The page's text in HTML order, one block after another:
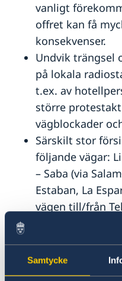
Samtycke
vanligt
offret kan få
konsekvenser.
Undvik trängsel
på lokala
t.ex. av
större
vägblockader
Särskilt stor
följande vägar:
– Saba (via
Estaban, La
vägen till/från
Progreso, där
Överfall har